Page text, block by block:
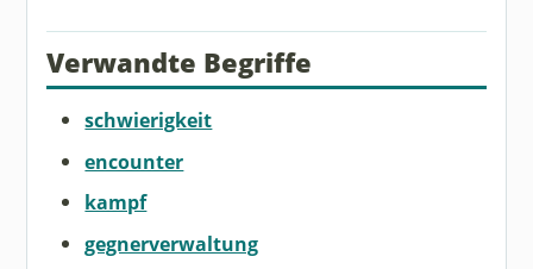
Verwandte Begriffe
schwierigkeit
encounter
kampf
gegnerverwaltung